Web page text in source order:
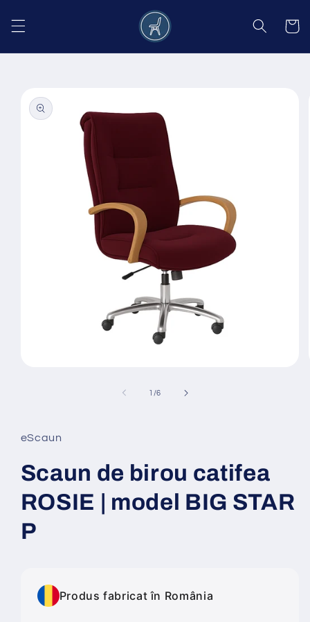
conținut
Coș
informațiile
despre
produs
fereastră
modală
1 /din
6
eScaun
Scaun de birou catifea
ROSIE | model BIG STAR
P
Produs fabricat în România